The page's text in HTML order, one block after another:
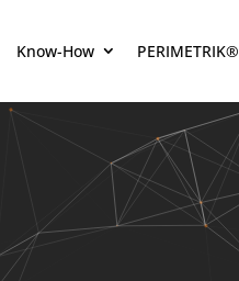
Know-How PERIMETRIK®